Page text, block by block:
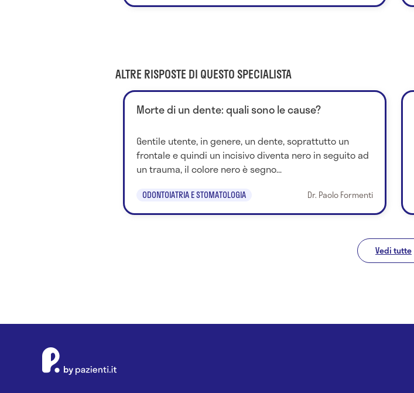
ALTRE RISPOSTE DI QUESTO SPECIALISTA
Morte di un dente: quali sono le cause?
Gentile utente, in genere, un dente, soprattutto un
frontale e quindi un incisivo diventa nero in seguito ad
un trauma, il colore nero è segno...
ODONTOIATRIA E STOMATOLOGIA Dr. Paolo Formenti
Vedi tutte